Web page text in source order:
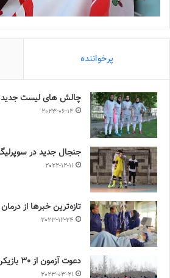
پرخواننده
چالش هاى ليست جدید
2023-06-14
جنجال جدید در
2022-12-11
تازه‌ترین خبرها از درمان ۲ ملی‌پوش فوتبال زنان
2023-12-24
دعوت آزمون از 30 بازیکن به اردوی تیم ملی
2023-03-21